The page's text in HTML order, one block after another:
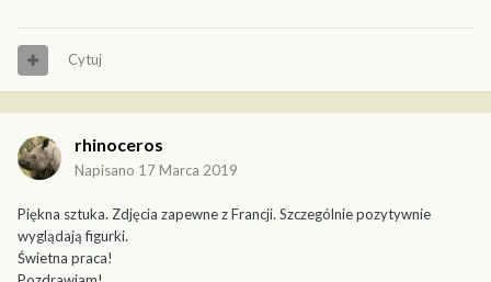
Cytuj
rhinoceros
Napisano 17 Marca 2019
Piękna sztuka. Zdjęcia zapewne z Francji. Szczególnie pozytywnie
wyglądają figurki.
Świetna praca!